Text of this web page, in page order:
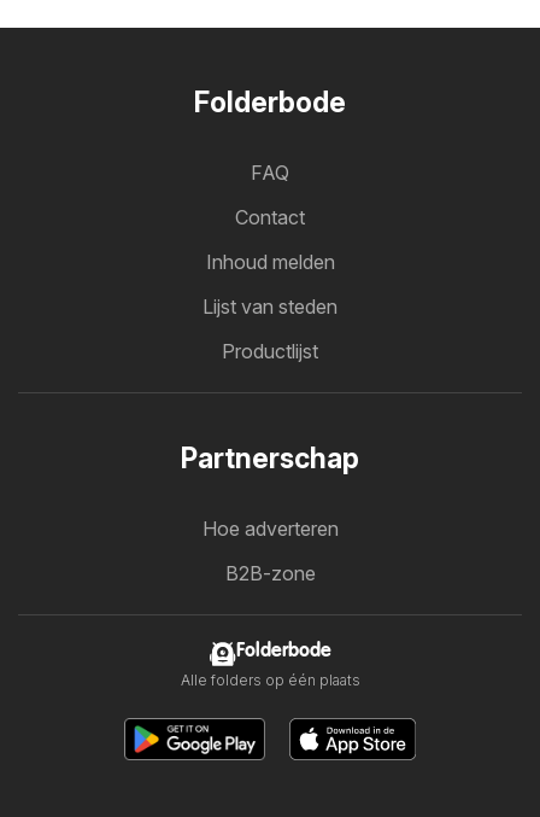
Folderbode
FAQ
Contact
Inhoud melden
Lijst van steden
Productlijst
Partnerschap
Hoe adverteren
B2B-zone
Folderbode
Alle folders op één plaats